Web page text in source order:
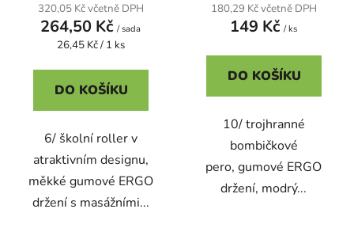
320,05 Kč včetně DPH
264,50 Kč / sada
Měrná
26,45 Kč / 1 ks
DO KOŠÍKU
6/ školní roller v
atraktivním designu,
měkké gumové ERGO
držení s masážními...
180,29 Kč včetně DPH
149 Kč / ks
DO KOŠÍKU
10/ trojhranné
bombičkové
pero, gumové ERGO
držení, modrý...